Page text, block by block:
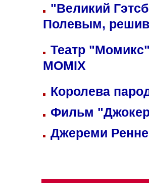
"Великий
Полевым,
Театр
MOMIX
Королева
Фильм
Джереми